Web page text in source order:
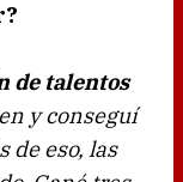
de talentos
y conseguí
de eso, las